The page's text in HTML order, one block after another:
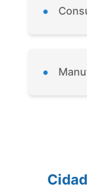
•
•